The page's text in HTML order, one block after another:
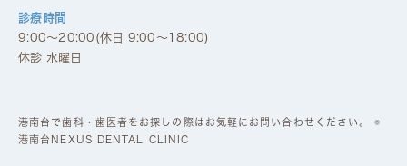
診療時間
9:00～20:00(休日 9:00～18:00)
休診 水曜日
港南台で歯科・歯医者をお探しの際はお気軽にお問い合わせください。 ©
港南台NEXUS DENTAL CLINIC